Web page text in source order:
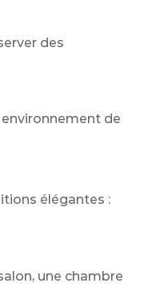
des
environnement de
élégantes :
une chambre